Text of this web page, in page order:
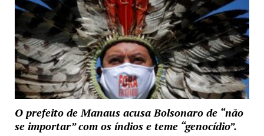
O prefeito de Manaus acusa Bolsonaro de “não
se importar” com os índios e teme “genocídio”.